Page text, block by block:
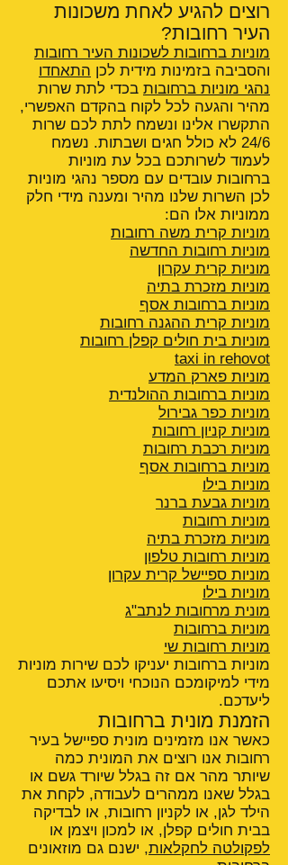
רוצים להגיע לאחת משכונות
העיר רחובות?
מוניות ברחובות לשכונות העיר רחובות
והסביבה בזמינות מידית לכן התאחדו
נהגי מוניות ברחובות בכדי לתת שרות
מהיר והגעה לכל לקוח בהקדם האפשרי,
התקשרו אלינו ונשמח לתת לכם שרות
24/6 לא כולל חגים ושבתות. נשמח
לעמוד לשרותכם בכל עת מוניות
ברחובות עובדים עם מספר נהגי מוניות
לכן השרות שלנו מהיר ומענה מידי חלק
ממוניות אלו הם:
מוניות קרית משה רחובות
מוניות רחובות החדשה
מוניות קרית עקרון
מוניות מזכרת בתיה
מוניות ברחובות אסף
מוניות קרית ההגנה רחובות
מוניות בית חולים קפלן רחובות
taxi in rehovot
מוניות פארק המדע
מוניות ברחובות ההולנדית
מוניות כפר גבירול
מוניות קניון רחובות
מוניות רכבת רחובות
מוניות ברחובות אסף
מוניות בילו
מוניות גבעת ברנר
מוניות רחובות
מוניות מזכרת בתיה
מוניות רחובות טלפון
מוניות ספיישל קרית עקרון
מוניות בילו
מונית מרחובות לנתב"ג
מוניות ברחובות
מוניות רחובות שי
מוניות ברחובות יעניקו לכם שירות מוניות
מידי למיקומכם הנוכחי ויסיעו אתכם
ליעדכם.
הזמנת מונית ברחובות
כאשר אנו מזמינים מונית ספיישל בעיר
רחובות אנו רוצים את המונית כמה
שיותר מהר אם זה בגלל שיורד גשם או
בגלל שאנו ממהרים לעבודה, לקחת את
הילד לגן, או לקניון רחובות, או לבדיקה
בבית חולים קפלן, או למכון ויצמן או
לפקולטה לחקלאות, ישנם גם מוזאונים